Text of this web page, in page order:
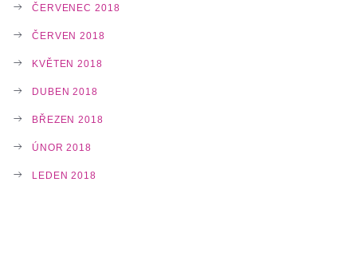
ČERVENEC 2018
ČERVEN 2018
KVĚTEN 2018
DUBEN 2018
BŘEZEN 2018
ÚNOR 2018
LEDEN 2018